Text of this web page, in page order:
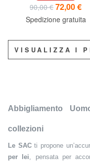
90,00 € 72,00 €
Spedizione gratuita
VISUALIZZA I
Abbigliamento
collezioni
Le SACti propone
per lei, pensata per